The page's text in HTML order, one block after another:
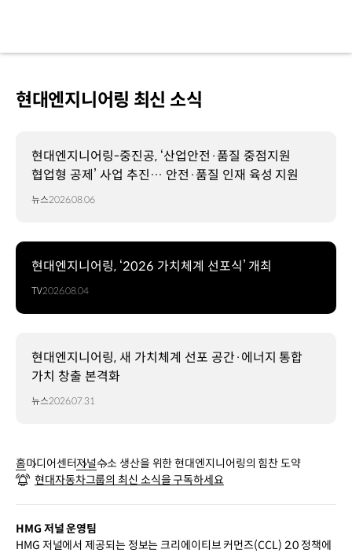
현대엔지니어링 최신 소식
현대엔지니어링-중진공, ‘산업안전·품질 중점지원
협업형 공제’ 사업 추진… 안전·품질 인재 육성 지원
뉴스2026.08.06
현대엔지니어링, ‘2026 가치체계 선포식’ 개최
TV2026.08.04
현대엔지니어링, 새 가치체계 선포 공간·에너지 통합
가치 창출 본격화
뉴스2026.07.31
홈미디어센터저널수소 생산을 위한 현대엔지니어링의 힘찬 도약
현대자동차그룹의 최신 소식을 구독하세요
HMG 저널 운영팀
HMG 저널에서 제공되는 정보는 크리에이티브 커먼즈(CCL) 2.0 정책에